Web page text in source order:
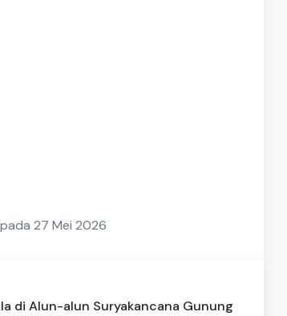
27 Mei 2026
di Alun-alun Suryakancana Gunung